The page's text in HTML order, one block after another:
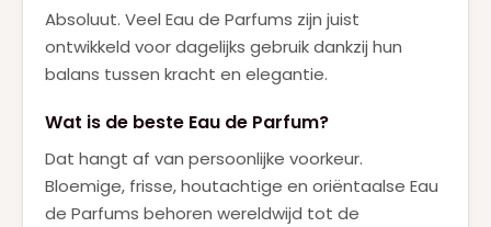
Absoluut. Veel Eau de Parfums zijn juist
ontwikkeld voor dagelijks gebruik dankzij hun
balans tussen kracht en elegantie.
Wat is de beste Eau de Parfum?
Dat hangt af van persoonlijke voorkeur.
Bloemige, frisse, houtachtige en oriëntaalse Eau
de Parfums behoren wereldwijd tot de